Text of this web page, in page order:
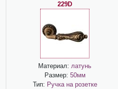
229D
Материал: латунь
Размер: 50мм
Тип: Ручка на розетке